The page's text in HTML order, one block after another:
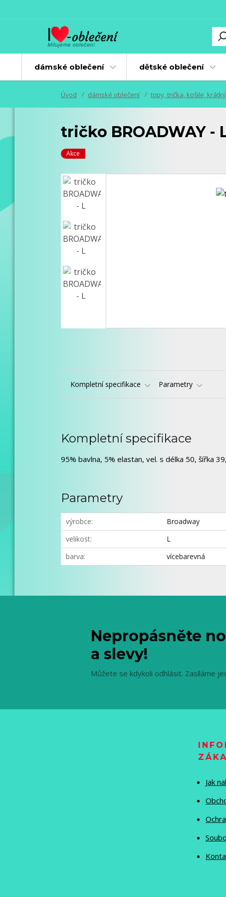
dámské oblečení dětské oblečení
Úvod dámské oblečení topy, trička, košile,
tričko BROADWAY -
Akce
Kompletní specifikace Parametry
Kompletní specifikace
95% bavlna, 5% elastan, vel. s délka 50, šířka
Parametry
výrobce
Broadway
velikost
L
barva
vícebarevná
Nepropásněte
a slevy!
Můžete se kdykoli odhlásit. Zasíláme
Jak